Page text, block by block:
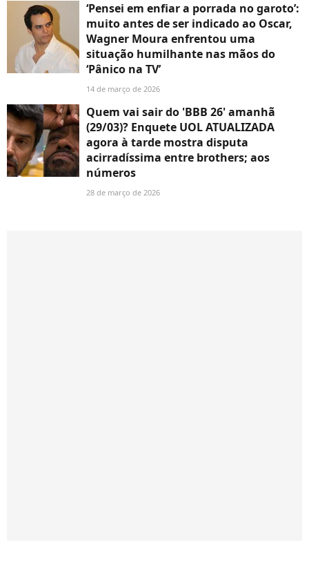
‘Pensei em enfiar a porrada no garoto’:
muito antes de ser indicado ao Oscar,
Wagner Moura enfrentou uma
situação humilhante nas mãos do
‘Pânico na TV’
14 de março de 2026
Quem vai sair do 'BBB 26' amanhã
(29/03)? Enquete UOL ATUALIZADA
agora à tarde mostra disputa
acirradíssima entre brothers; aos
números
28 de março de 2026